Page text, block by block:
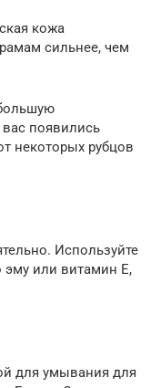
кожа
сильнее, чем
появились
некоторых рубцов
Используйте
эму или витамин Е,
для умывания для